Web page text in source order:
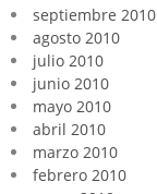
septiembre 2010
agosto 2010
julio 2010
junio 2010
mayo 2010
abril 2010
marzo 2010
febrero 2010